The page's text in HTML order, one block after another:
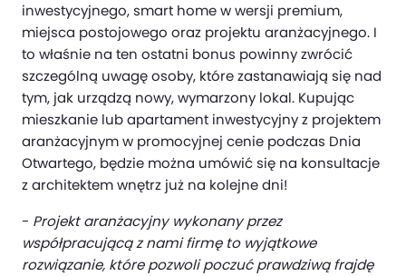
inwestycyjnego, smart home w wersji premium,
miejsca postojowego oraz projektu aranżacyjnego. I
to właśnie na ten ostatni bonus powinny zwrócić
szczególną uwagę osoby, które zastanawiają się nad
tym, jak urządzą nowy, wymarzony lokal. Kupując
mieszkanie lub apartament inwestycyjny z projektem
aranżacyjnym w promocyjnej cenie podczas Dnia
Otwartego, będzie można umówić się na konsultacje
z architektem wnętrz już na kolejne dni!
- Projekt aranżacyjny wykonany przez
współpracującą z nami firmę to wyjątkowe
rozwiązanie, które pozwoli poczuć prawdziwą frajdę